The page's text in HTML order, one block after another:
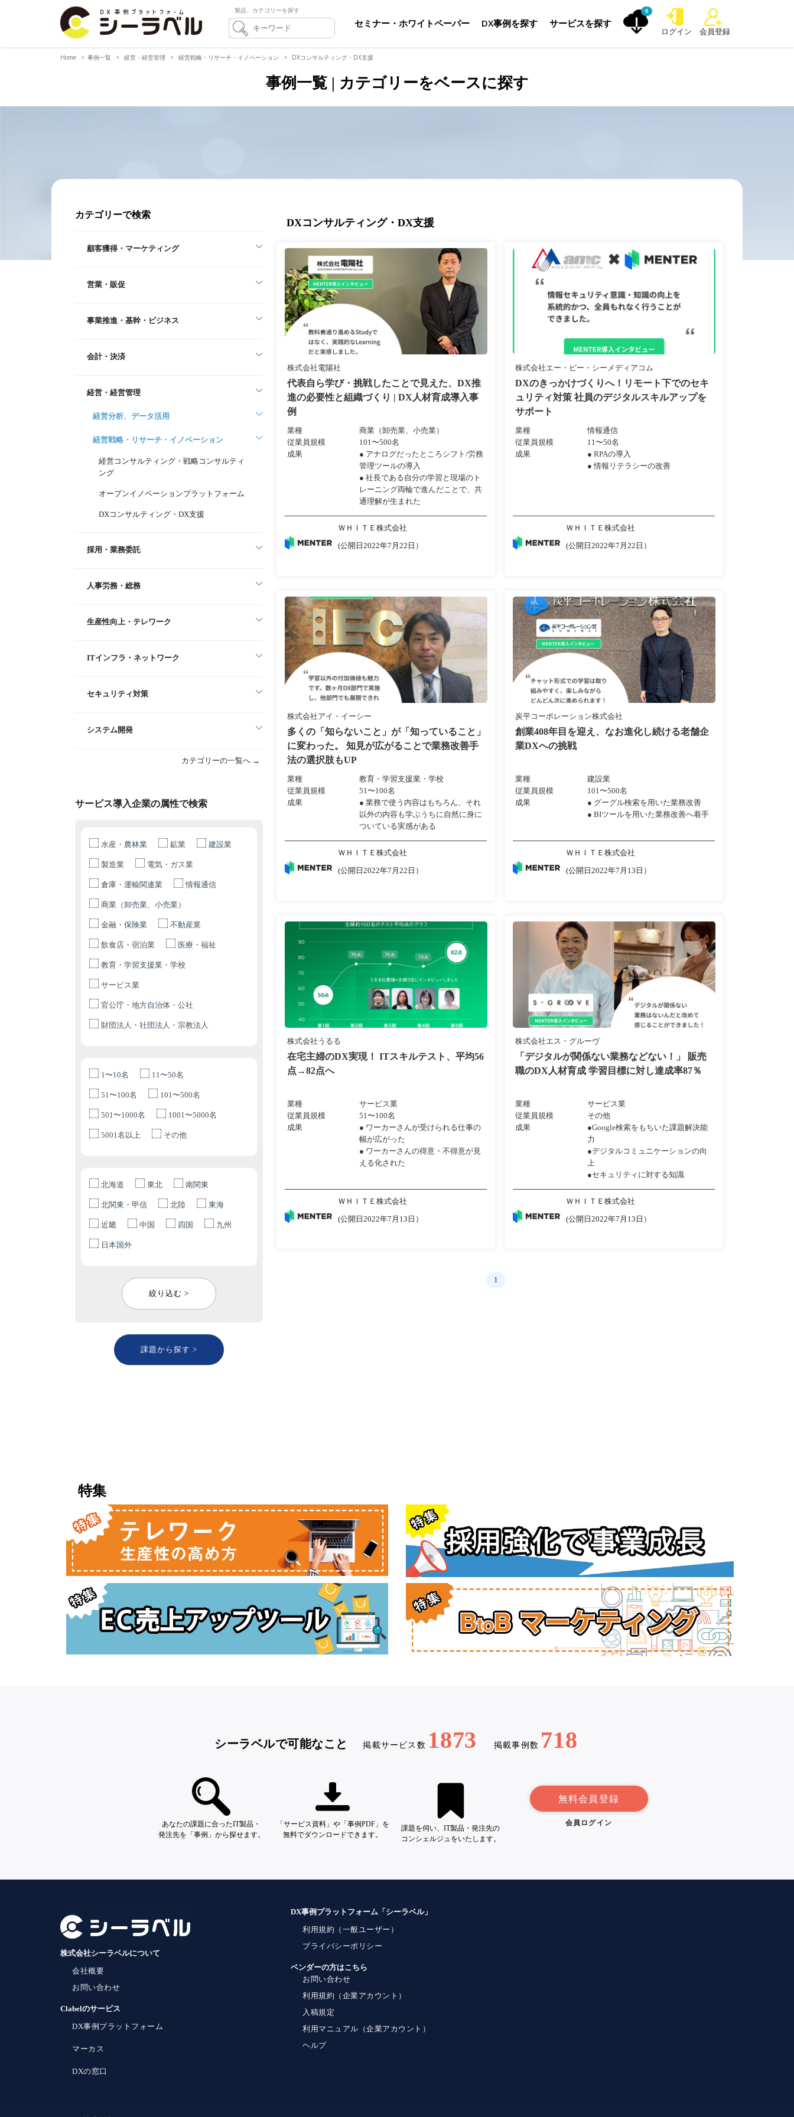
製品、カテゴリーを探す
セミナー・ホワイトペーパー DX事例を探す サービスを探す
0
ログイン 会員登録
Home 事例一覧 経営・経営管理 経営戦略・リサーチ・イノベーション DXコンサルティング・DX支援
事例一覧 | カテゴリーをベースに探す
カテゴリーで検索
顧客獲得・マーケティング
営業・販促
事業推進・基幹・ビジネス
会計・決済
経営・経営管理
経営分析、データ活用
経営戦略・リサーチ・イノベーション
経営コンサルティング・戦略コンサルティ
ング
オープンイノベーションプラットフォーム
DXコンサルティング・DX支援
採用・業務委託
人事労務・総務
生産性向上・テレワーク
ITインフラ・ネットワーク
セキュリティ対策
システム開発
カテゴリーの一覧へ →
サービス導入企業の属性で検索
水産・農林業 鉱業 建設業
製造業 電気・ガス業
倉庫・運輸関連業 情報通信
商業（卸売業、小売業）
金融・保険業 不動産業
飲食店・宿泊業 医療・福祉
教育・学習支援業・学校
サービス業
官公庁・地方自治体・公社
財団法人・社団法人・宗教法人
1〜10名 11〜50名
51〜100名 101〜500名
501〜1000名 1001〜5000名
5001名以上 その他
北海道 東北 南関東
北関東・甲信 北陸 東海
近畿 中国 四国 九州
日本国外
絞り込む >
課題から探す >
DXコンサルティング・DX支援
株式会社電陽社
代表自ら学び・挑戦したことで見えた、DX推
進の必要性と組織づくり | DX人材育成導入事
例
業種
商業（卸売業、小売業）
従業員規模
101〜500名
成果
● アナログだったところシフト/労務
管理ツールの導入
● 社長である自分の学習と現場のト
レーニング両輪で進んだことで、共
通理解が生まれた
ＷＨＩＴＥ株式会社
(公開日2022年7月22日）
株式会社エー・ビー・シーメディアコム
DXのきっかけづくりへ！リモート下でのセキ
ュリティ対策 社員のデジタルスキルアップを
サポート
業種
情報通信
従業員規模
11〜50名
成果
● RPAの導入
● 情報リテラシーの改善
ＷＨＩＴＥ株式会社
(公開日2022年7月22日）
株式会社アイ・イーシー
多くの「知らないこと」が「知っていること」
に変わった。 知見が広がることで業務改善手
法の選択肢もUP
業種
教育・学習支援業・学校
従業員規模
51〜100名
成果
● 業務で使う内容はもちろん、それ
以外の内容も学ぶうちに自然に身に
ついている実感がある
ＷＨＩＴＥ株式会社
(公開日2022年7月22日）
炭平コーポレーション株式会社
創業408年目を迎え、なお進化し続ける老舗企
業DXへの挑戦
業種
建設業
従業員規模
101〜500名
成果
● グーグル検索を用いた業務改善
● BIツールを用いた業務改善へ着手
ＷＨＩＴＥ株式会社
(公開日2022年7月13日）
株式会社うるる
在宅主婦のDX実現！ ITスキルテスト、平均56
点→82点へ
業種
サービス業
従業員規模
51〜100名
成果
● ワーカーさんが受けられる仕事の
幅が広がった
● ワーカーさんの得意・不得意が見
える化された
ＷＨＩＴＥ株式会社
(公開日2022年7月13日）
株式会社エス・グルーヴ
「デジタルが関係ない業務などない！」 販売
職のDX人材育成 学習目標に対し達成率87％
業種
サービス業
従業員規模
その他
成果
●Google検索をもちいた課題解決能
力
●デジタルコミュニケーションの向
上
●セキュリティに対する知識
ＷＨＩＴＥ株式会社
(公開日2022年7月13日）
1
特集
シーラベルで可能なこと 掲載サービス数 1873 掲載事例数 718
あなたの課題に合ったIT製品・
発注先を「事例」から探せます。
「サービス資料」や「事例PDF」を
無料でダウンロードできます。
課題を伺い、IT製品・発注先の
コンシェルジュをいたします。
無料会員登録
会員ログイン
株式会社シーラベルについて
会社概要
お問い合わせ
Clabelのサービス
DX事例プラットフォーム
マーカス
DXの窓口
DX事例プラットフォーム「シーラベル」
利用規約（一般ユーザー）
プライバシーポリシー
ベンダーの方はこちら
お問い合わせ
利用規約（企業アカウント）
入稿規定
利用マニュアル（企業アカウント）
ヘルプ